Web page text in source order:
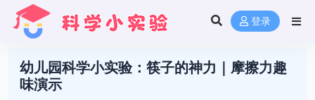
登录
幼儿园科学小实验：筷子的神力｜摩擦力趣
味演示